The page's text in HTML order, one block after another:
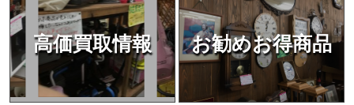
高価買取情報 お勧めお得商品